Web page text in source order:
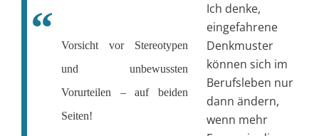
Vorsicht vor Stereotypen
und unbewussten
Vorurteilen – auf beiden
Seiten!
Ich denke,
eingefahrene
Denkmuster
können sich im
Berufsleben nur
dann ändern,
wenn mehr